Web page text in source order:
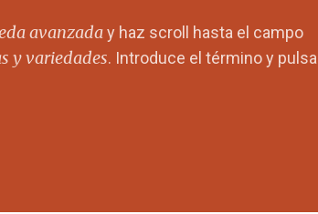
avanzaday haz scroll hasta el campo
y variedades. Introduce el término y pulsa